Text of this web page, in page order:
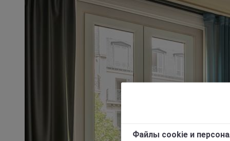
Файлы cookie и